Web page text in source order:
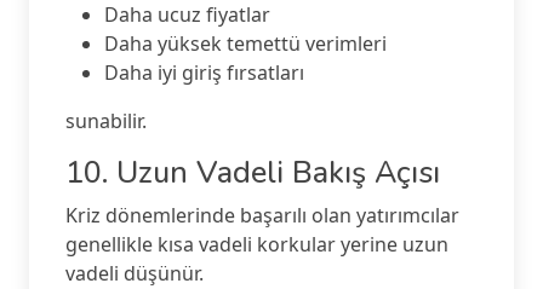
Daha ucuz fiyatlar
Daha yüksek temettü verimleri
Daha iyi giriş fırsatları
sunabilir.
10. Uzun Vadeli Bakış Açısı
Kriz dönemlerinde başarılı olan yatırımcılar
genellikle kısa vadeli korkular yerine uzun
vadeli düşünür.